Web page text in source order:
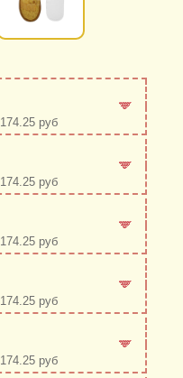
174.25 руб
174.25 руб
174.25 руб
174.25 руб
174.25 руб